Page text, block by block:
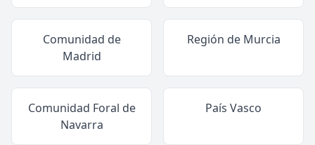
Comunidad de
Madrid
Región de Murcia
Comunidad Foral de
Navarra
País Vasco